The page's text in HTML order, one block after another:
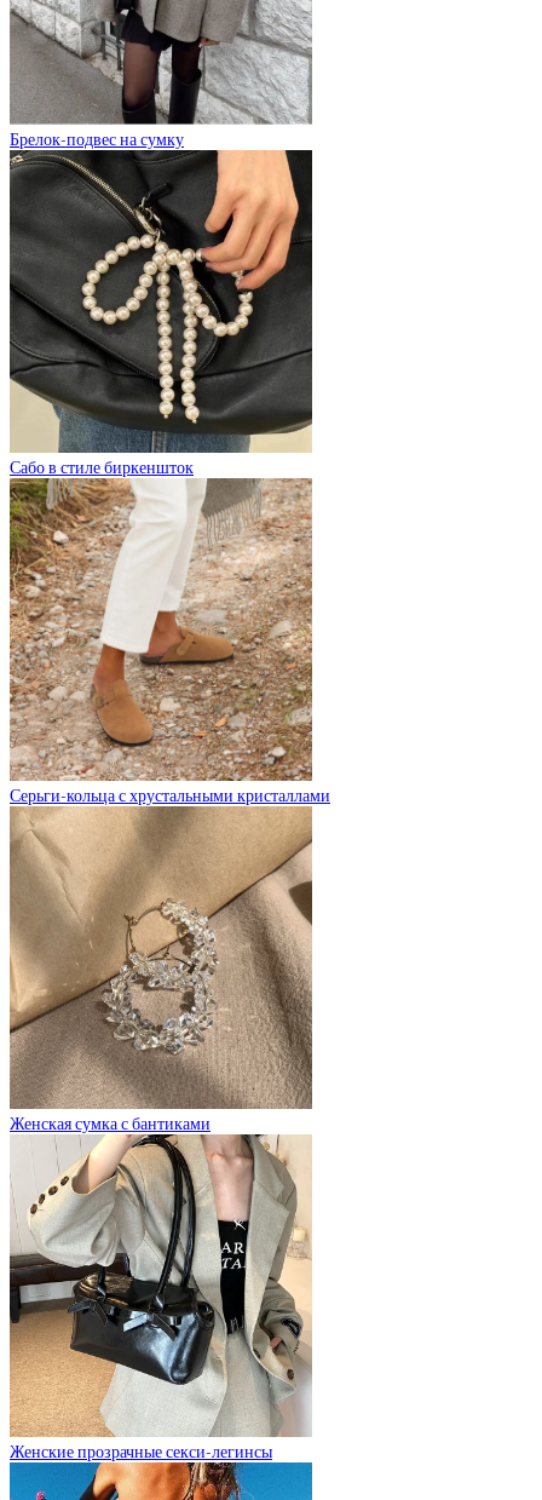
Брелок-подвес на сумку
Сабо в стиле биркеншток
Серьги-кольца с хрустальными кристаллами
Женская сумка с бантиками
Женские прозрачные секси-легинсы